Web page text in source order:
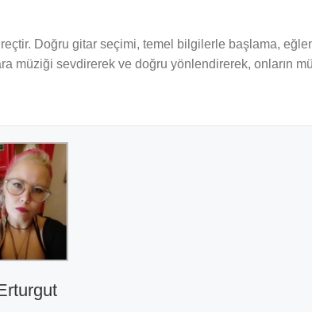
Doğru gitar seçimi, temel bilgilerle başlama,
müziği sevdirerek ve doğru yönlendirerek, onların